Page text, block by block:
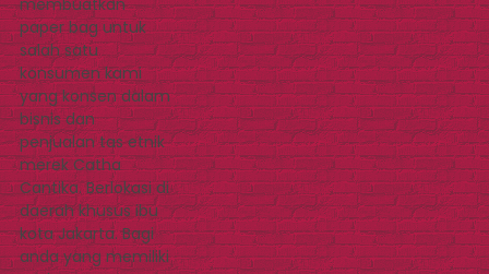
paper bag untuk
salah satu
konsumen kami
yang konsen dalam
bisnis dan
penjualan tas etnik
merek Catha
Cantika. Berlokasi di
daerah khusus ibu
kota Jakarta. Bagi
anda yang memiliki